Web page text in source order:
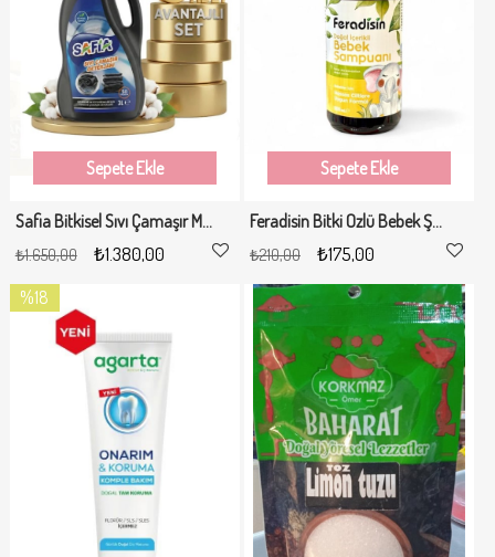
Safia Bitkisel Sıvı Çamaşır Makine Deterjanı Siyahlar 6x3 Lt
₺1.380,00
₺1.650,00
Sepete Ekle
Feradisin Bitki Özlü Bebek Şampuan 500ml
₺175,00
₺210,00
Sepete Ekle
%18
İndirim
%18İndirim